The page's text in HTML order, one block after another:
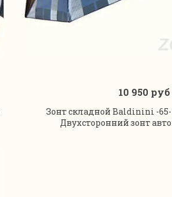
В корзину
10 950 руб
Зонт складной Baldinini -65-
Двухсторонний зонт